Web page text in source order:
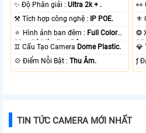
✨ Độ Phân giải :Ultra 2k + .
⚒ Tích hợp công nghệ : IP POE.
🔅 Hình ảnh ban đêm : Full Color
30m Có Màu Ban Ðêm.
♊ Cấu Tạo Camera Dome Plastic.
️💠 Điểm Nỗi Bật :Thu Âm.
TIN TỨC CAMERA MỚI NHẤT